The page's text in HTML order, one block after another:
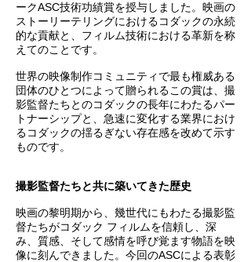
ークASC技術功績賞を授与しました。映画の
ストーリーテリングにおけるコダックの永続
的な貢献と、フィルム技術における革新を称
えてのことです。
世界の映像制作コミュニティで最も権威ある
団体のひとつによって贈られるこの賞は、撮
影監督たちとのコダックの長年にわたるパー
トナーシップと、急速に変化する業界におけ
るコダックの揺るぎない存在感を改めて示す
ものです。
撮影監督たちと共に築いてきた歴史
映画の黎明期から、幾世代にもわたる撮影監
督たちがコダック フィルムを信頼し、深
み、質感、そして感情を呼び覚ます物語を映
像に刻んできました。今回のASCによる表彰